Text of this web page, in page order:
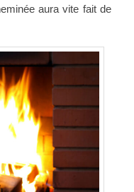
aura vite fait de